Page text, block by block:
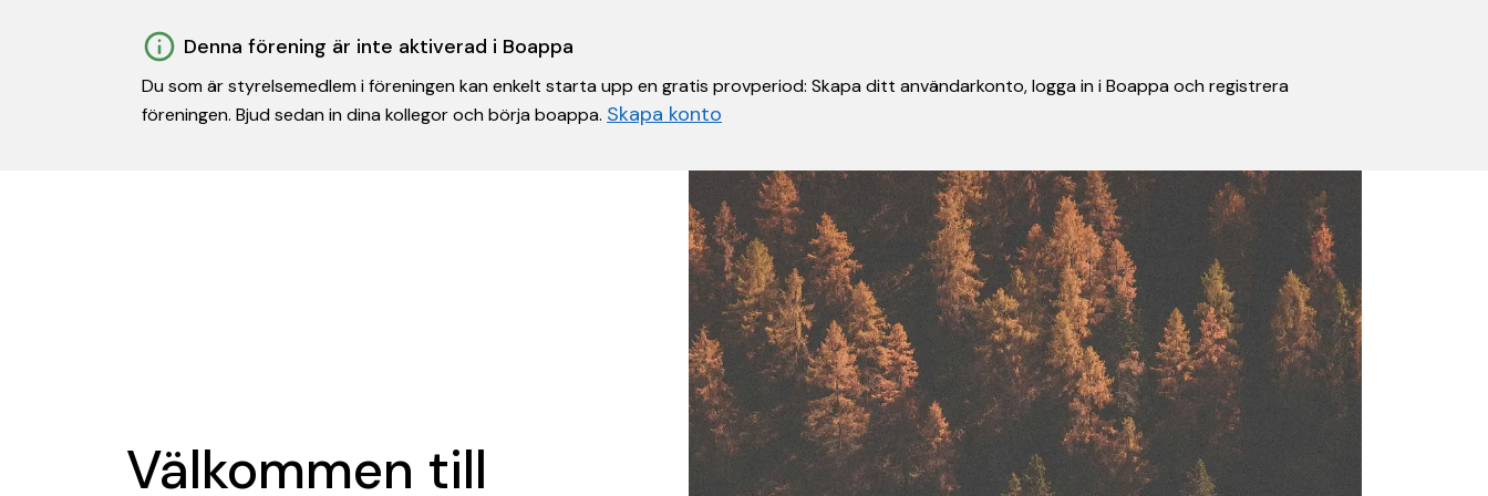
Denna förening är inte aktiverad i Boappa
Du som är styrelsemedlem i föreningen kan enkelt starta upp en gratis provperiod: Skapa ditt användarkonto, logga in i Boappa och registrera
föreningen. Bjud sedan in dina kollegor och börja boappa. Skapa konto
Välkommen till